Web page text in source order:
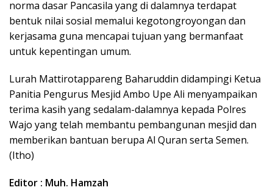
norma dasar Pancasila yang di dalamnya terdapat
bentuk nilai sosial memalui kegotongroyongan dan
kerjasama guna mencapai tujuan yang bermanfaat
untuk kepentingan umum.
Lurah Mattirotappareng Baharuddin didampingi Ketua
Panitia Pengurus Mesjid Ambo Upe Ali menyampaikan
terima kasih yang sedalam-dalamnya kepada Polres
Wajo yang telah membantu pembangunan mesjid dan
memberikan bantuan berupa Al Quran serta Semen.
(Itho)
Editor : Muh. Hamzah